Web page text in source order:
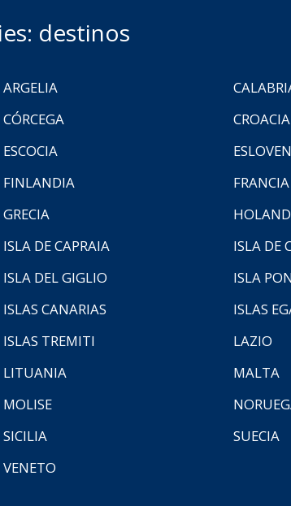
destinos
ARGELIA
CÓRCEGA
CROACIA
ESCOCIA
FINLANDIA
FRANCIA
GRECIA
ISLA DE CAPRAIA
ISLA DE
ISLA DEL GIGLIO
ISLA
ISLAS CANARIAS
ISLAS
ISLAS TREMITI
LAZIO
LITUANIA
MALTA
MOLISE
SICILIA
SUECIA
VENETO